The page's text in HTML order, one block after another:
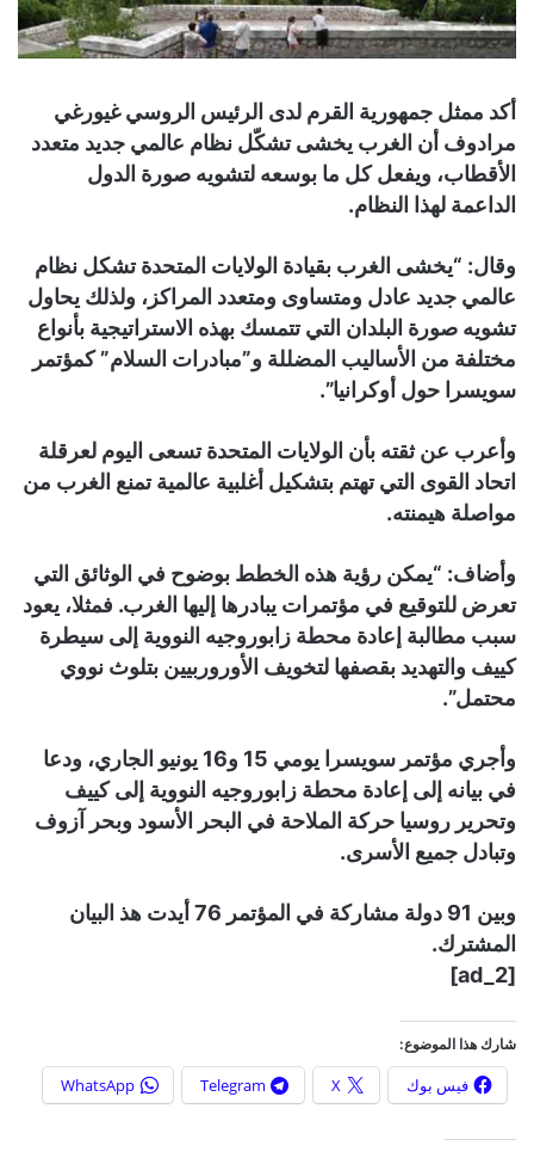
أكد ممثل جمهورية القرم لدى الرئيس الروسي غيورغي
مرادوف أن الغرب يخشى تشكّل نظام عالمي جديد متعدد
الأقطاب، ويفعل كل ما بوسعه لتشويه صورة الدول
الداعمة لهذا النظام.
وقال: “يخشى الغرب بقيادة الولايات المتحدة تشكل نظام
عالمي جديد عادل ومتساوى ومتعدد المراكز، ولذلك يحاول
تشويه صورة البلدان التي تتمسك بهذه الاستراتيجية بأنواع
مختلفة من الأساليب المضللة و”مبادرات السلام” كمؤتمر
سويسرا حول أوكرانيا”.
وأعرب عن ثقته بأن الولايات المتحدة تسعى اليوم لعرقلة
اتحاد القوى التي تهتم بتشكيل أغلبية عالمية تمنع الغرب من
مواصلة هيمنته.
وأضاف: “يمكن رؤية هذه الخطط بوضوح في الوثائق التي
تعرض للتوقيع في مؤتمرات يبادرها إليها الغرب. فمثلا، يعود
سبب مطالبة إعادة محطة زابوروجيه النووية إلى سيطرة
كييف والتهديد بقصفها لتخويف الأوروربيين بتلوث نووي
محتمل”.
وأجري مؤتمر سويسرا يومي 15 و16 يونيو الجاري، ودعا
في بيانه إلى إعادة محطة زابوروجيه النووية إلى كييف
وتحرير روسيا حركة الملاحة في البحر الأسود وبحر آزوف
وتبادل جميع الأسرى.
وبين 91 دولة مشاركة في المؤتمر 76 أيدت هذ البيان
المشترك.
[ad_2]
شارك هذا الموضوع:
فيس بوك X
Telegram
WhatsApp